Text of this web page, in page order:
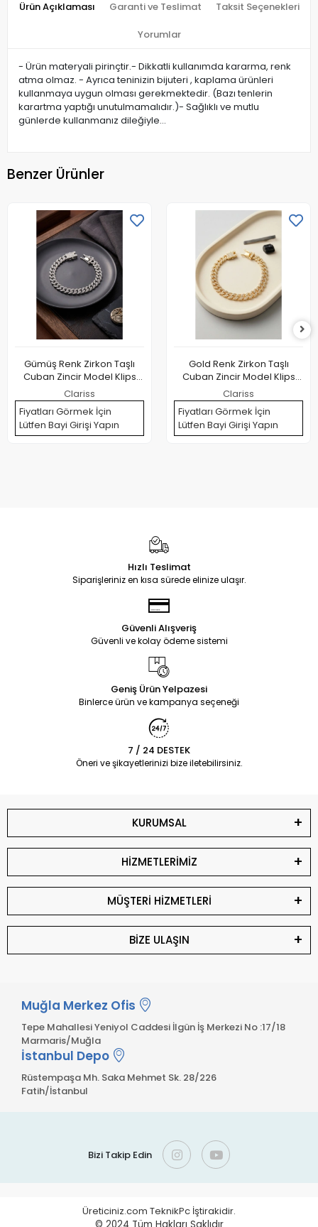
Ürün Açıklaması Garanti ve Teslimat Taksit Seçenekleri
Yorumlar
- Ürün materyali pirinçtir.- Dikkatli kullanımda kararma, renk
atma olmaz. - Ayrıca teninizin bijuteri , kaplama ürünleri
kullanmaya uygun olması gerekmektedir. (Bazı tenlerin
karartma yaptığı unutulmamalıdır.)- Sağlıklı ve mutlu
günlerde kullanmanız dileğiyle…
Benzer Ürünler
Gümüş Renk Zirkon Taşlı
Cuban Zincir Model Klips
Kapamalı Erkek Bileklik
Clariss
Fiyatları Görmek İçin
Lütfen Bayi Girişi Yapın
Gold Renk Zirkon Taşlı
Cuban Zincir Model Klips
Kapamalı Erkek Bileklik
Clariss
Fiyatları Görmek İçin
Lütfen Bayi Girişi Yapın
Hızlı Teslimat
Siparişleriniz en kısa sürede elinize ulaşır.
Güvenli Alışveriş
Güvenli ve kolay ödeme sistemi
Geniş Ürün Yelpazesi
Binlerce ürün ve kampanya seçeneği
7 / 24 DESTEK
Öneri ve şikayetlerinizi bize iletebilirsiniz.
KURUMSAL
HİZMETLERİMİZ
MÜŞTERİ HİZMETLERİ
BİZE ULAŞIN
Muğla Merkez Ofis
Tepe Mahallesi Yeniyol Caddesi İlgün İş Merkezi No :17/18
Marmaris/Muğla
İstanbul Depo
Rüstempaşa Mh. Saka Mehmet Sk. 28/226
Fatih/İstanbul
Bizi Takip Edin
Üreticiniz.com TeknikPc İştirakidir.